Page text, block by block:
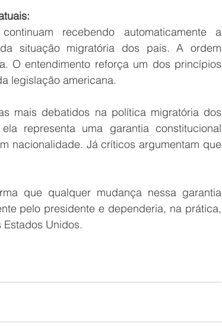
recebendo automaticamente a
situação migratória dos pais. A ordem
O entendimento reforça um dos princípios
legislação americana.
mais debatidos na política migratória dos
representa uma garantia constitucional
nacionalidade. Já críticos argumentam que
que qualquer mudança nessa garantia
pelo presidente e dependeria, na prática,
Unidos.